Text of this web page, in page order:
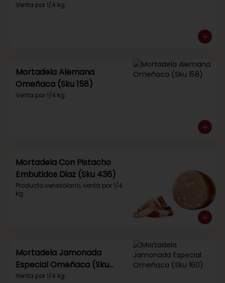
Venta por 1/4 kg.
Mortadela Alemana
Omeñaca (Sku 158)
Venta por 1/4 kg.
Mortadela Con Pistacho
Embutidos Diaz (Sku 436)
Producto venezolano, venta por 1/4
kg.
Mortadela Jamonada
Especial Omeñaca (Sku
160)
Venta por 1/4 kg.